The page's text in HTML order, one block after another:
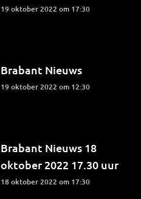
19 oktober 2022 om 17:30
Brabant Nieuws
19 oktober 2022 om 12:30
Brabant Nieuws 18
oktober 2022 17.30 uur
18 oktober 2022 om 17:30